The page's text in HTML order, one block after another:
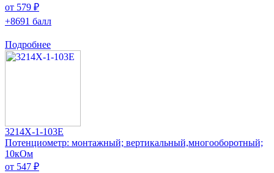
от 579 ₽
+8691 балл
Подробнее
3214X-1-103E
Потенциометр: монтажный; вертикальный,многооборотный;
10кОм
от 547 ₽